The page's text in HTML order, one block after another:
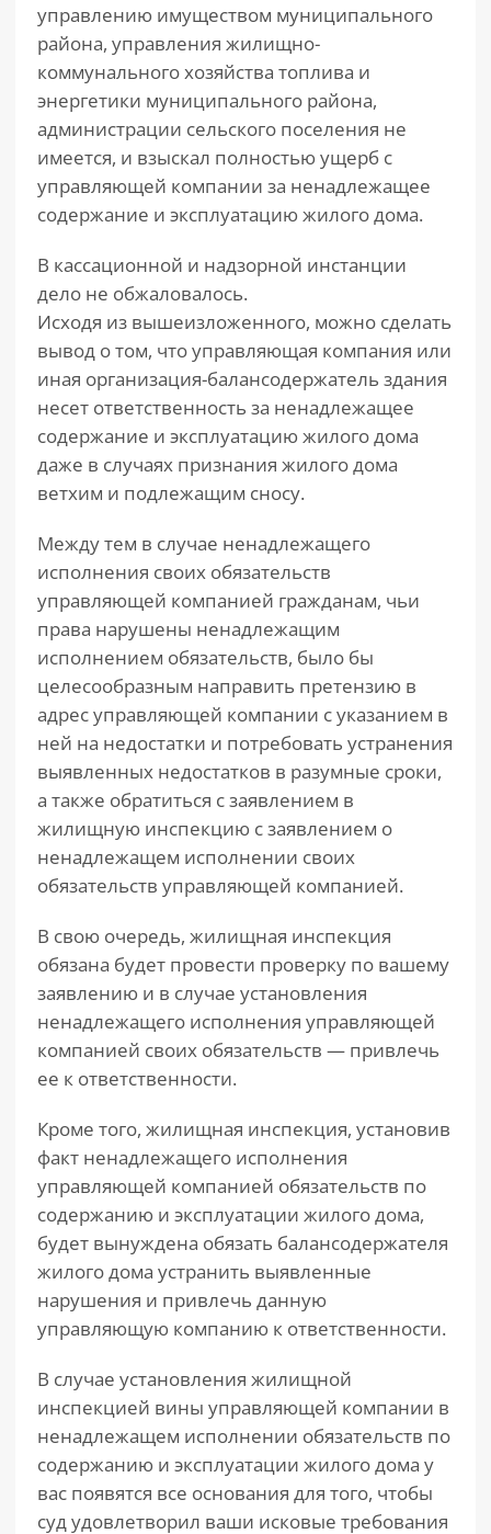
управлению имуществом муниципального
района, управления жилищно-
коммунального хозяйства топлива и
энергетики муниципального района,
администрации сельского поселения не
имеется, и взыскал полностью ущерб с
управляющей компании за ненадлежащее
содержание и эксплуатацию жилого дома.
В кассационной и надзорной инстанции
дело не обжаловалось.
Исходя из вышеизложенного, можно сделать
вывод о том, что управляющая компания или
иная организация-балансодержатель здания
несет ответственность за ненадлежащее
содержание и эксплуатацию жилого дома
даже в случаях признания жилого дома
ветхим и подлежащим сносу.
Между тем в случае ненадлежащего
исполнения своих обязательств
управляющей компанией гражданам, чьи
права нарушены ненадлежащим
исполнением обязательств, было бы
целесообразным направить претензию в
адрес управляющей компании с указанием в
ней на недостатки и потребовать устранения
выявленных недостатков в разумные сроки,
а также обратиться с заявлением в
жилищную инспекцию с заявлением о
ненадлежащем исполнении своих
обязательств управляющей компанией.
В свою очередь, жилищная инспекция
обязана будет провести проверку по вашему
заявлению и в случае установления
ненадлежащего исполнения управляющей
компанией своих обязательств — привлечь
ее к ответственности.
Кроме того, жилищная инспекция, установив
факт ненадлежащего исполнения
управляющей компанией обязательств по
содержанию и эксплуатации жилого дома,
будет вынуждена обязать балансодержателя
жилого дома устранить выявленные
нарушения и привлечь данную
управляющую компанию к ответственности.
В случае установления жилищной
инспекцией вины управляющей компании в
ненадлежащем исполнении обязательств по
содержанию и эксплуатации жилого дома у
вас появятся все основания для того, чтобы
суд удовлетворил ваши исковые требования